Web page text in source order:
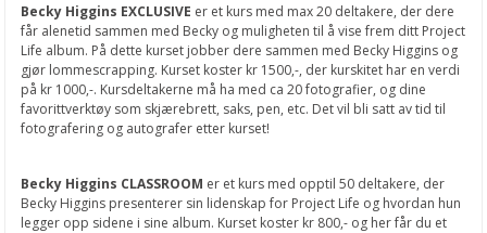
Becky Higgins EXCLUSIVE er et kurs med max 20 deltakere, der dere
får alenetid sammen med Becky og muligheten til å vise frem ditt Project
Life album. På dette kurset jobber dere sammen med Becky Higgins og
gjør lommescrapping. Kurset koster kr 1500,-, der kurskitet har en verdi
på kr 1000,-. Kursdeltakerne må ha med ca 20 fotografier, og dine
favorittverktøy som skjærebrett, saks, pen, etc. Det vil bli satt av tid til
fotografering og autografer etter kurset!
Becky Higgins CLASSROOM er et kurs med opptil 50 deltakere, der
Becky Higgins presenterer sin lidenskap for Project Life og hvordan hun
legger opp sidene i sine album. Kurset koster kr 800,- og her får du et